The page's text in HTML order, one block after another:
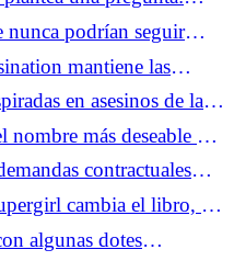
gobernar la taquilla?
nunca podrían seguir
real
mantiene las
en asesinos de la
nombre más deseable de
contractuales
cambia el libro, el
algunas dotes